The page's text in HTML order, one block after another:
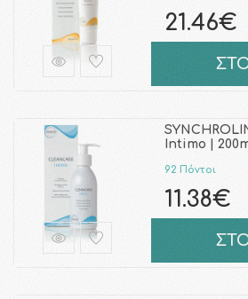
21.46€
Intimo |
92 Πόντοι
11.38€